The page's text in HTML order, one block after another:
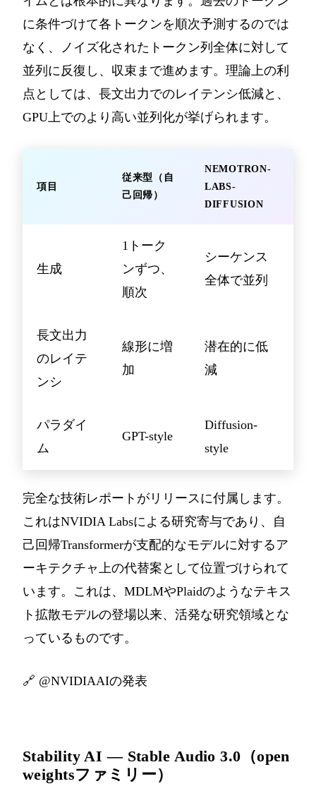
に条件づけて各トークンを順次予測するのでは
なく、ノイズ化されたトークン列全体に対して
並列に反復し、収束まで進めます。理論上の利
点としては、長文出力でのレイテンシ低減と、
GPU上でのより高い並列化が挙げられます。
項目
従来型（自
己回帰）
NEMOTRON-
LABS-
DIFFUSION
生成
1トーク
ンずつ、
順次
シーケンス
全体で並列
長文出力
のレイテ
ンシ
線形に増
加
潜在的に低
減
パラダイ
ム
GPT-style
Diffusion-
style
完全な技術レポートがリリースに付属します。
これはNVIDIA Labsによる研究寄与であり、自
己回帰Transformerが支配的なモデルに対するア
ーキテクチャ上の代替案として位置づけられて
います。これは、MDLMやPlaidのようなテキス
ト拡散モデルの登場以来、活発な研究領域とな
っているものです。
🔗 @NVIDIAAIの発表
Stability AI — Stable Audio 3.0（open
weightsファミリー）